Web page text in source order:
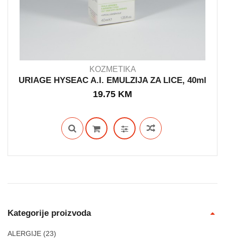
IN STOCK
KOZMETIKA
URIAGE HYSEAC A.I. EMULZIJA ZA LICE, 40ml
19.75 KM
Kategorije proizvoda
ALERGIJE (23)